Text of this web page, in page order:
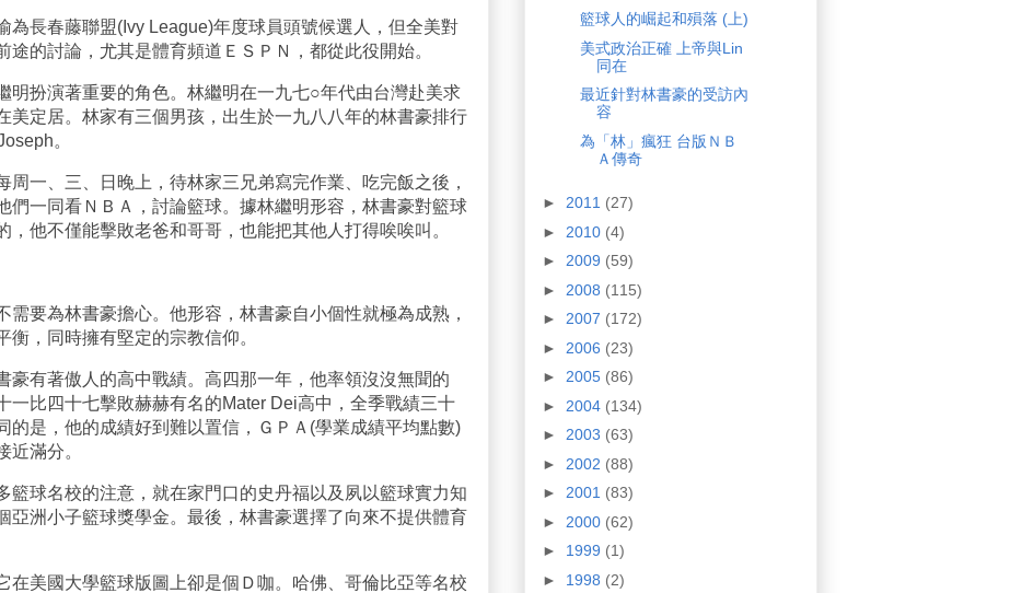
為長春藤聯盟(Ivy League)年度球員頭號候選人，但全美對
的討論，尤其是體育頻道ＥＳＰＮ，都從此役開始。
明扮演著重要的角色。林繼明在一九七○年代由台灣赴美求
美定居。林家有三個男孩，出生於一九八八年的林書豪排行
。
周一、三、日晚上，待林家三兄弟寫完作業、吃完飯之後，
們一同看ＮＢＡ，討論籃球。據林繼明形容，林書豪對籃球
他不僅能擊敗老爸和哥哥，也能把其他人打得唉唉叫。
需要為林書豪擔心。他形容，林書豪自小個性就極為成熟，
，同時擁有堅定的宗教信仰。
豪有著傲人的高中戰績。高四那一年，他率領沒沒無聞的
一比四十七擊敗赫赫有名的Mater Dei高中，全季戰績三十
的是，他的成績好到難以置信，ＧＰＡ(學業成績平均點數)
近滿分。
籃球名校的注意，就在家門口的史丹福以及夙以籃球實力知
亞洲小子籃球獎學金。最後，林書豪選擇了向來不提供體育
在美國大學籃球版圖上卻是個Ｄ咖。哈佛、哥倫比亞等名校
籃球人的崛起和殞落 (上)
美式政治正確 上帝與Lin
同在
最近針對林書豪的受訪內
容
為「林」瘋狂 台版ＮＢ
Ａ傳奇
► 2011 (27)
► 2010 (4)
► 2009 (59)
► 2008 (115)
► 2007 (172)
► 2006 (23)
► 2005 (86)
► 2004 (134)
► 2003 (63)
► 2002 (88)
► 2001 (83)
► 2000 (62)
► 1999 (1)
► 1998 (2)